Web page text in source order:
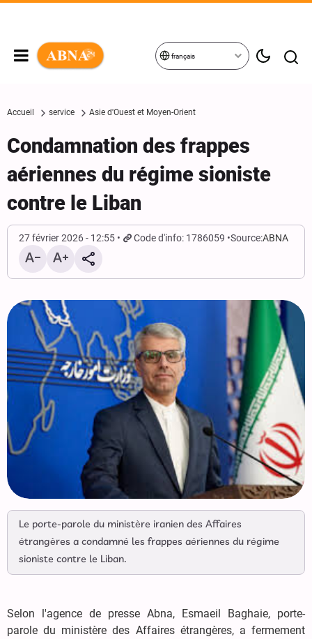
français
Accueil service Asie d'Ouest et Moyen-Orient
Condamnation des frappes
aériennes du régime sioniste
contre le Liban
27 février 2026 - 12:55 Code d'info: 1786059 Source:ABNA
Le porte-parole du ministère iranien des Affaires
étrangères a condamné les frappes aériennes du régime
sioniste contre le Liban.
Selon l'agence de presse Abna, Esmaeil Baghaie, porte-
parole du ministère des Affaires étrangères, a fermement